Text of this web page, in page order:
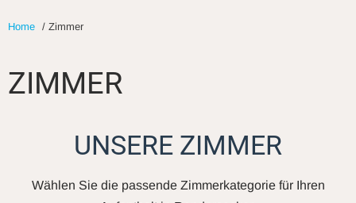
Home / Zimmer
ZIMMER
UNSERE ZIMMER
Wählen Sie die passende Zimmerkategorie für Ihren